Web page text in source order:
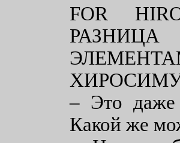
FOR
– Это даже
Какой же